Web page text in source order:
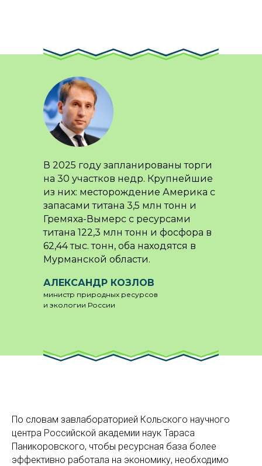
В 2025 году запланированы торги
на 30 участков недр. Крупнейшие
из них: месторождение Америка с
запасами титана 3,5 млн тонн и
Гремяха-Вымерс с ресурсами
титана 122,3 млн тонн и фосфора в
62,44 тыс. тонн, оба находятся в
Мурманской области.
АЛЕКСАНДР КОЗЛОВ
министр природных ресурсов
и экологии России
По словам завлабораторией Кольского научного
центра Российской академии наук Тараса
Паникоровского, чтобы ресурсная база более
эффективно работала на экономику, необходимо